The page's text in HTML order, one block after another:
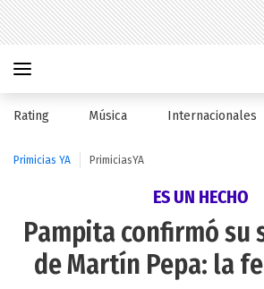
Rating Música Internacionales
Primicias YA PrimiciasYA
ES UN HECHO
Pampita confirmó su
de Martín Pepa: la